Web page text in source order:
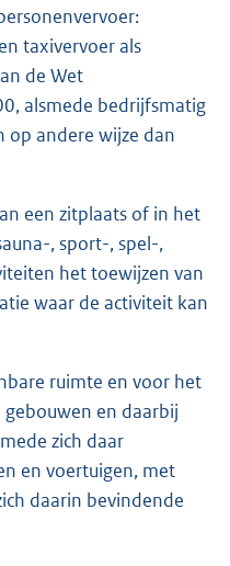
taxivervoer als
de Wet
alsmede bedrijfsmatig
op andere wijze dan
een zitplaats of in het
, sport-, spel-,
het toewijzen van
waar de activiteit kan
ruimte en voor het
en daarbij
zich daar
en voertuigen, met
daarin bevindende